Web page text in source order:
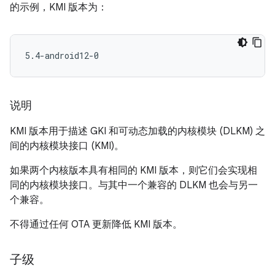
的示例，KMI 版本为：
说明
KMI 版本用于描述 GKI 和可动态加载的内核模块 (DLKM) 之
间的内核模块接口 (KMI)。
如果两个内核版本具有相同的 KMI 版本，则它们会实现相
同的内核模块接口。与其中一个兼容的 DLKM 也会与另一
个兼容。
不得通过任何 OTA 更新降低 KMI 版本。
子级